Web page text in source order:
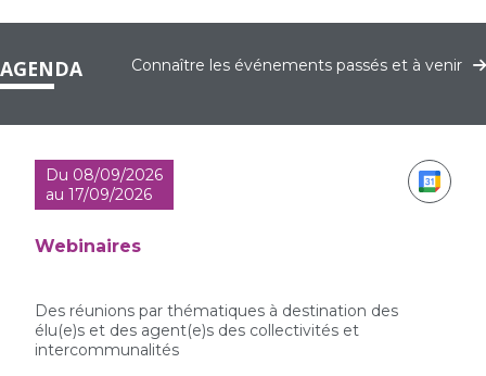
AGENDA Connaître les événements passés et à venir
Du 08/09/2026
au 17/09/2026
Webinaires
Des réunions par thématiques à destination des
élu(e)s et des agent(e)s des collectivités et
intercommunalités